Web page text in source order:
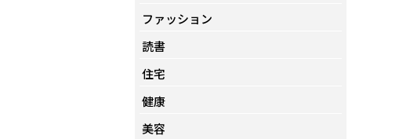
ファッション
読書
住宅
健康
美容